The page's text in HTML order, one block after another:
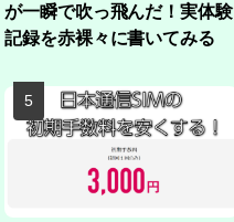
が一瞬で吹っ飛んだ！実体験
記録を赤裸々に書いてみる